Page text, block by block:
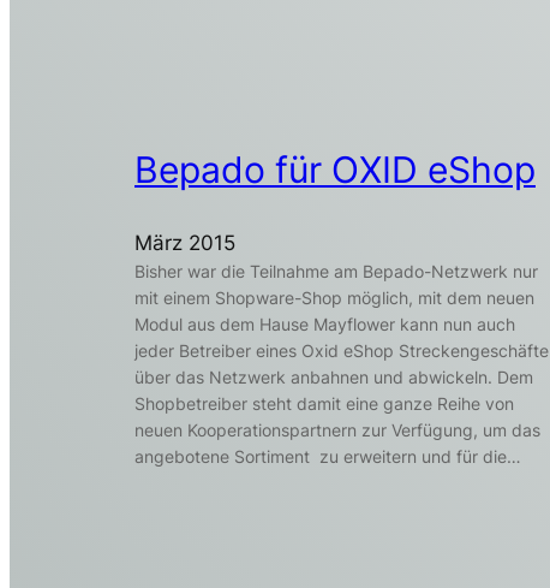
Bepado für OXID eShop
März 2015
Bisher war die Teilnahme am Bepado-Netzwerk nur
mit einem Shopware-Shop möglich, mit dem neuen
Modul aus dem Hause Mayflower kann nun auch
jeder Betreiber eines Oxid eShop Streckengeschäfte
über das Netzwerk anbahnen und abwickeln. Dem
Shopbetreiber steht damit eine ganze Reihe von
neuen Kooperationspartnern zur Verfügung, um das
angebotene Sortiment zu erweitern und für die…